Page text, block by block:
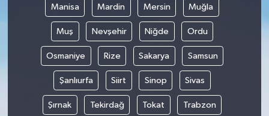
Manisa Mardin Mersin Muğla
Muş Nevşehir Niğde Ordu
Osmaniye Rize Sakarya Samsun
Şanlıurfa Siirt Sinop Sivas
Şırnak Tekirdağ Tokat Trabzon